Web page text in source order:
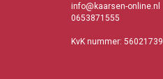
info@kaarsen-online.nl
0653871555
KvK nummer: 56021739